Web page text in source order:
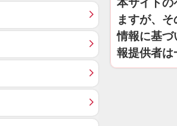
本サイトの
ますが、
情報に基づ
報提供者は